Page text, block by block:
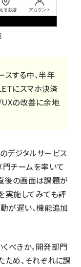
する中、半年
にスマホ決済
の改善に余地
デジタルサービス
チームを率いて
後の画面は課題が
実施してみても評
が遅い、機能追加
べきか。開発部門
ため、それぞれに課